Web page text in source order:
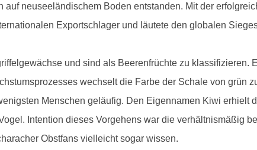
neuseeländischem Boden entstanden. Mit der
Exportschlager und läutete den globalen
und sind als Beerenfrüchte zu klassifizieren.
wechselt die Farbe der Schale von grün
Menschen geläufig. Den Eigennamen Kiwi erhielt
Intention dieses Vorgehens war die verhältnismäßig
Obstfans vielleicht sogar wissen.